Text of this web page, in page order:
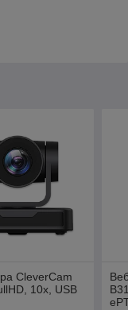
CleverCam
10x, USB